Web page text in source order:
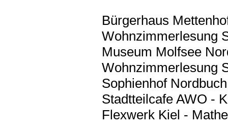
Bürgerhaus
Wohnzimmerlesung
Museum Molfsee
Wohnzimmerlesung
Sophienhof
Stadtteilcafe AWO -
Flexwerk Kiel -